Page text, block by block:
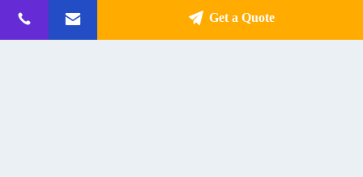
Get a Quote